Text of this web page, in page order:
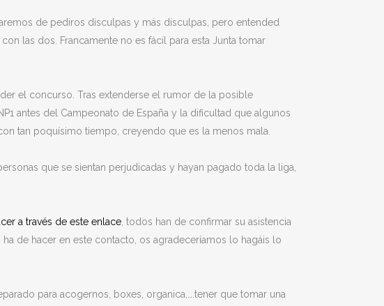
de pediros disculpas y más disculpas, pero entended
las dos. Francamente no es fácil para esta Junta tomar
el concurso. Tras extenderse el rumor de la posible
antes del Campeonato de España y la dificultad que algunos
tan poquísimo tiempo, creyendo que es la menos mala.
que se sientan perjudicadas y hayan pagado toda la liga,
a través de este enlace , todos han de confirmar su asistencia
de hacer en este contacto, os agradeceríamos lo hagáis lo
para acogernos, boxes, organica,….tener que tomar una